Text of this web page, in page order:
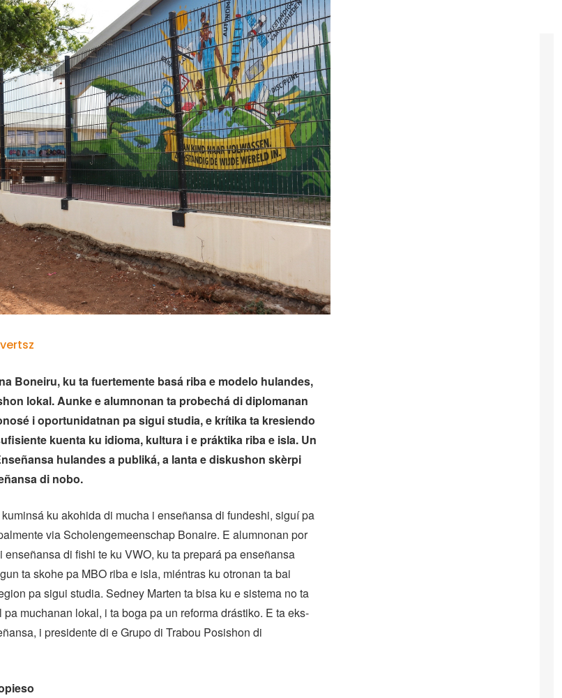
Boneiru, ku ta fuertemente basá riba e modelo hulandes,
lokal. Aunke e alumnonan ta probechá di diplomanan
i oportunidatnan pa sigui studia, e krítika ta kresiendo
kuenta ku idioma, kultura i e práktika riba e isla. Un
hulandes a publiká, a lanta e diskushon skèrpi
di nobo.
ku akohida di mucha i enseñansa di fundeshi, siguí pa
via Scholengemeenschap Bonaire. E alumnonan por
di fishi te ku VWO, ku ta prepará pa enseñansa
ta skohe pa MBO riba e isla, miéntras ku otronan ta bai
pa sigui studia. Sedney Marten ta bisa ku e sistema no ta
muchanan lokal, i ta boga pa un reforma drástiko. E ta eks-
i presidente di e Grupo di Trabou Posishon di